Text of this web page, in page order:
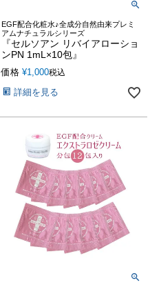
EGF配合化粧水♪全成分自然由来プレミ
アムナチュラルシリーズ
『セルソアン リバイアローショ
ンPN 1mL×10包』
価格 ¥1,000税込
詳細を見る